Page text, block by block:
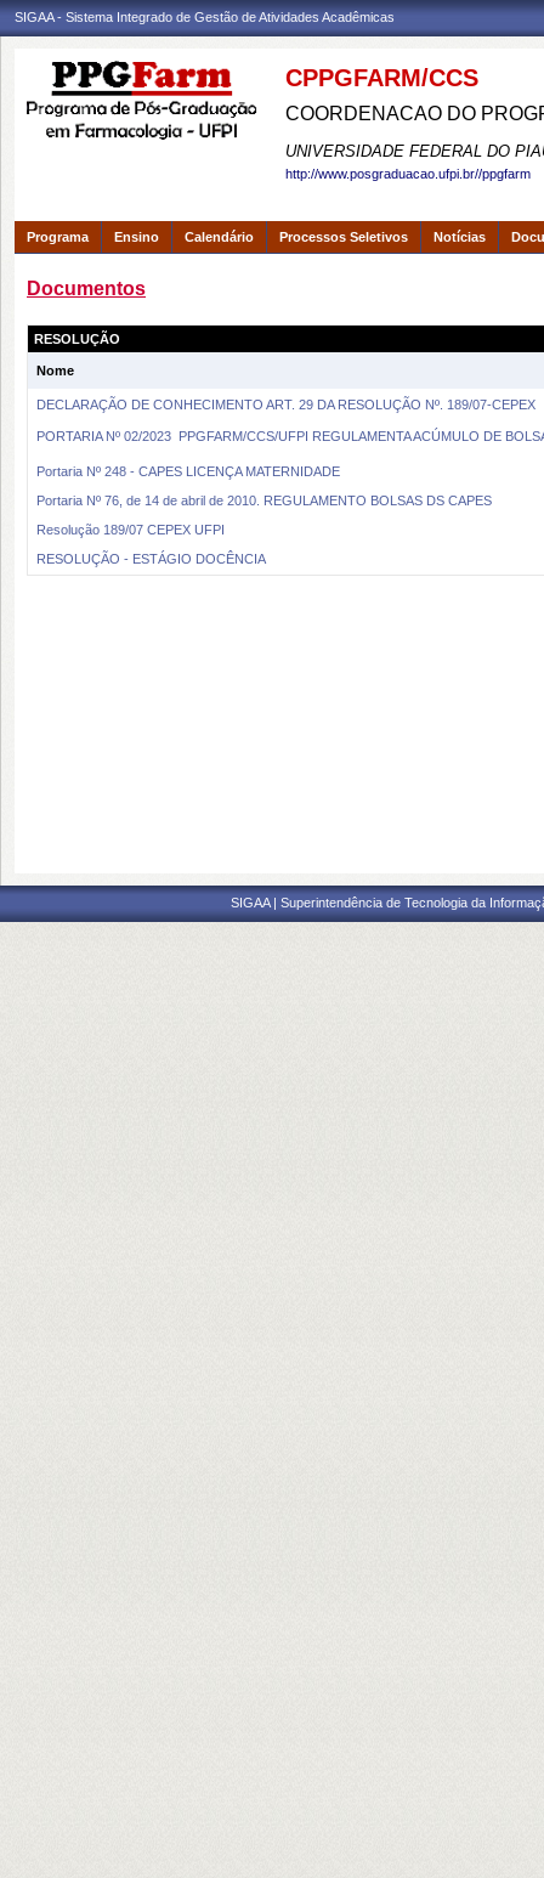
SIGAA - Sistema Integrado de Gestão de Atividades Acadêmicas
CPPGFARM/CCS
COORDENACAO DO
UNIVERSIDADE FEDERAL DO
http://www.posgraduacao.ufpi.br//ppgfarm
Programa Ensino Calendário Processos Seletivos Notícias
Documentos
RESOLUÇÃO
Nome
DECLARAÇÃO DE CONHECIMENTO ART. 29 DA RESOLUÇÃO Nº. 189/07-CEPEX
PORTARIA Nº 02/2023  PPGFARM/CCS/UFPI REGULAMENTA ACÚMULO DE
Portaria Nº 248 - CAPES LICENÇA MATERNIDADE
Portaria Nº 76, de 14 de abril de 2010. REGULAMENTO BOLSAS DS CAPES
Resolução 189/07 CEPEX UFPI
RESOLUÇÃO - ESTÁGIO DOCÊNCIA
SIGAA | Superintendência de Tecnologia da